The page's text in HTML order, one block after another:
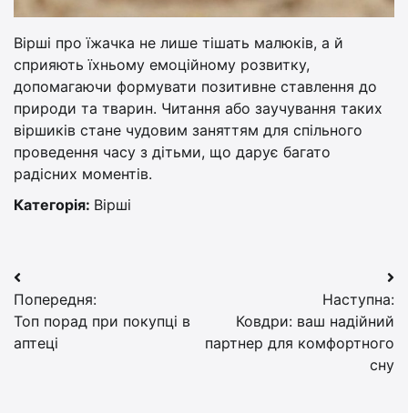
Вірші про їжачка не лише тішать малюків, а й
сприяють їхньому емоційному розвитку,
допомагаючи формувати позитивне ставлення до
природи та тварин. Читання або заучування таких
віршиків стане чудовим заняттям для спільного
проведення часу з дітьми, що дарує багато
радісних моментів.
Категорія: Вірші
Навігація
записів
Попередня:
Топ порад при покупці в
аптеці
Наступна:
Ковдри: ваш надійний
партнер для комфортного
сну